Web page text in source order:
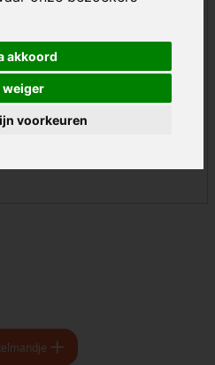
akkoord
weiger
voorkeuren